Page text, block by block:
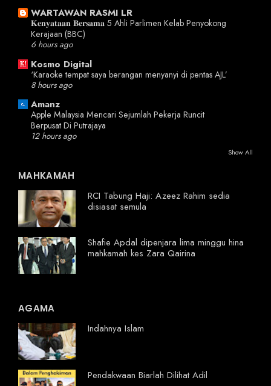
WARTAWAN RASMI LR
𝐊𝐞𝐧𝐲𝐚𝐭𝐚𝐚𝐧 𝐁𝐞𝐫𝐬𝐚𝐦𝐚 5 Ahli Parlimen Kelab Penyokong
Kerajaan (BBC)
6 hours ago
Kosmo Digital
‘Karaoke tempat saya berangan menyanyi di pentas AJL’
8 hours ago
Amanz
Apple Malaysia Mencari Sejumlah Pekerja Runcit
Berpusat Di Putrajaya
12 hours ago
Show All
MAHKAMAH
RCI Tabung Haji: Azeez Rahim sedia
disiasat semula
Shafie Apdal dipenjara lima minggu hina
mahkamah kes Zara Qairina
AGAMA
Indahnya Islam
Pendakwaan Biarlah Dilihat Adil